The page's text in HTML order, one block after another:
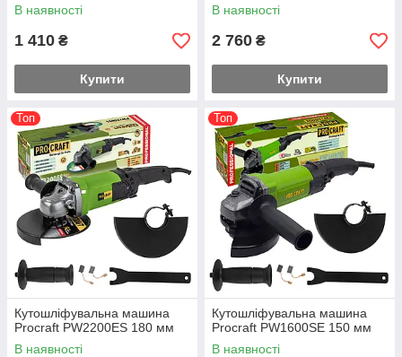
В наявності
1 410 ₴
Купити
В наявності
2 760 ₴
Купити
Топ
Кутошліфувальна машина
Procraft PW2200ES 180 мм
В наявності
Топ
Кутошліфувальна машина
Procraft PW1600SE 150 мм
В наявності